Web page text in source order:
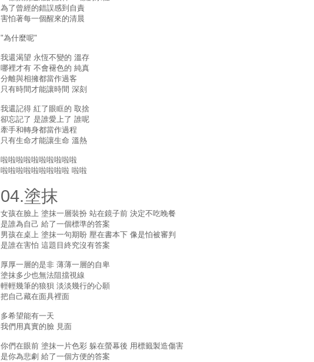
為了曾經的錯誤感到自責
害怕著每一個醒來的清晨
"為什麼呢"
我還渴望 永恆不變的 溫存
哪裡才有 不會褪色的 純真
分離與相擁都當作過客
只有時間才能讓時間 深刻
我還記得 紅了眼眶的 取捨
卻忘記了 是誰愛上了 誰呢
牽手和轉身都當作過程
只有生命才能讓生命 溫熱
啦啦啦啦啦啦啦啦啦啦
啦啦啦啦啦啦啦啦啦 啦啦
​04.塗抹
女孩在臉上 塗抹一層裝扮 站在鏡子前 決定不吃晚餐
是誰為自己 給了一個標準的答案
男孩在桌上 塗抹一句期盼 壓在書本下 像是怕被審判
是誰在害怕 這題目終究沒有答案
厚厚一層的是非 薄薄一層的自卑
塗抹多少也無法阻擋視線
輕輕幾筆的狼狽 淡淡幾行的心願
把自己藏在面具裡面
多希望能有一天
我們用真實的臉 見面
你們在眼前 塗抹一片色彩 躲在螢幕後 用標籤製造傷害
是你為悲劇 給了一個方便的答案